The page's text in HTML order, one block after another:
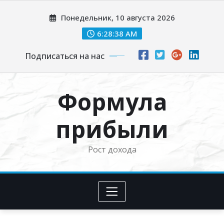
Понедельник, 10 августа 2026
6:28:39 AM
Подписаться на нас
Формула
прибыли
Рост дохода